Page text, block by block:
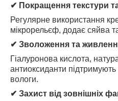
✔ Покращення текстури
Регулярне використання
мікрорельєф, додає сяйва
✔ Зволоження та
Гіалуронова кислота,
антиоксиданти
вологи.
✔ Захист від зовнішніх